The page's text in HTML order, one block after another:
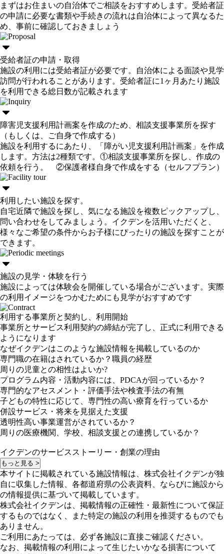
まずはお住まいの自治体でご相談をおすすめします。受給者証
の申請に必要な書類や手続きの流れは自治体によって異なるた
め、事前に確認しておきましょう
受給者証の申請・取得
施設の利用には受給者証が必要です。自治体による面談や見学
訪問が行われることがあります。受給者証に1ヶ月あたり施設
を利用できる総日数が記載されます
障害児支援利用計画案を作成のため、相談支援事業所を探す
（もしくは、ご自身で作成する）
施設を利用するにあたり、「障がい児支援利用計画案」を作成
します。方法は2種類です。①相談支援事業所を探し、作成の
依頼を行う。 ②保護者様自身で作成をする（セルフプラン）
利用したい施設を探す。
自宅近隣で施設を探し、気になる施設を複数ピックアップし、
問い合わせをしてみましょう。イクデンを活用いただくと、
様々なご希望の条件からお子様にぴったりの施設を探すことが
できます。
施設の見学・体験を行う
施設によっては体験会を開催している場合がございます。実際
の利用イメージをつかむためにも見学がおすすめです
利用する事業所と契約し、利用開始
事業所とサービス利用契約の締結が完了し、正式に利用できる
ようになります
なぜイクデンはこのような施設情報を掲載しているのか
専門職の在籍はされているか？職員の経歴
周りの児童との相性はよいか?
プログラム内容・活動内容には、PDCAが回っているか？
専門的なアセスメント・評価手法や検査手法の有無
子どもの特性に応じて、専門性の高い療育を行っているか
併設サービス・将来を見据えた支援
透明性高い事業運営がされているか？
周りの医療機関、学校、相談支援との連携しているか？
イクデンのサービスストーリー・創業の理由
もっと見る >
本サイトに掲載されている施設情報は、株式会社イクデンが独
自に収集した情報、各都道府県の公表資料、ならびに施設から
の情報提供に基づいて掲載しています。
株式会社イクデンは、掲載情報の正確性・最新性について保証
するものではなく、また特定の施設の利用を推奨するものでも
ありません。
ご利用にあたっては、必ず各施設に直接ご確認ください。
なお、掲載情報の利用によって生じたいかなる損害について